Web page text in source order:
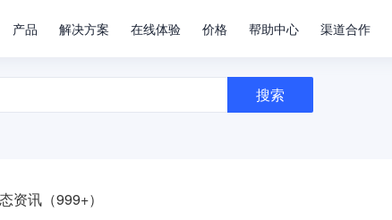
产品 解决方案 在线体验 价格 帮助中心 渠道合作
搜索
资讯（999+）